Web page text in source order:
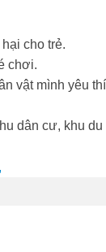
cho trẻ.
chơi.
vật mình yêu
dân cư, khu